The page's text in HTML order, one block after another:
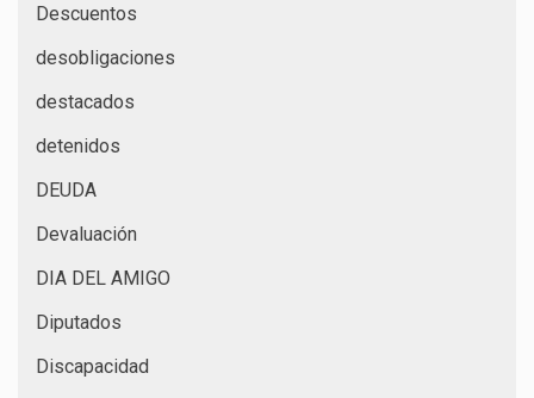
Descuentos
desobligaciones
destacados
detenidos
DEUDA
Devaluación
DIA DEL AMIGO
Diputados
Discapacidad